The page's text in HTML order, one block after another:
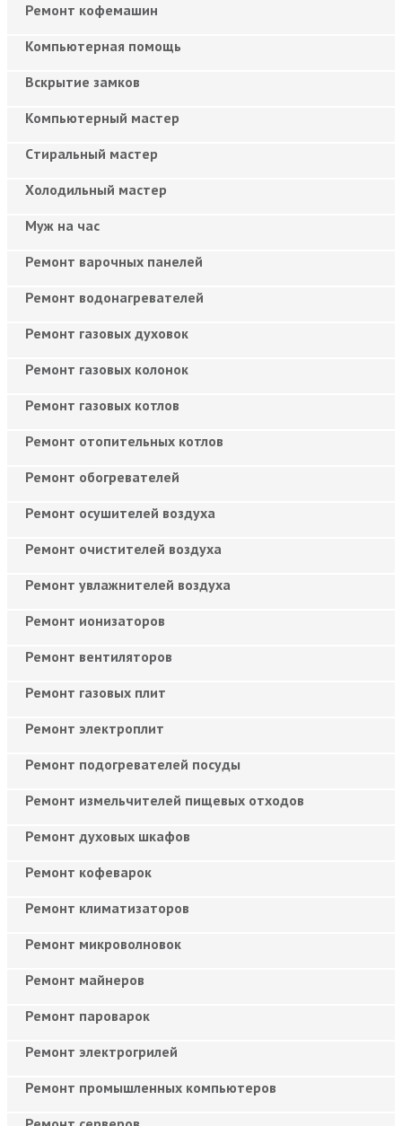
Ремонт кофемашин
Компьютерная помощь
Вскрытие замков
Компьютерный мастер
Cтиральный мастер
Холодильный мастер
Муж на час
Ремонт варочных панелей
Ремонт водонагревателей
Ремонт газовых духовок
Ремонт газовых колонок
Ремонт газовых котлов
Ремонт отопительных котлов
Ремонт обогревателей
Ремонт осушителей воздуха
Ремонт очистителей воздуха
Ремонт увлажнителей воздуха
Ремонт ионизаторов
Ремонт вентиляторов
Ремонт газовых плит
Ремонт электроплит
Ремонт подогревателей посуды
Ремонт измельчителей пищевых отходов
Ремонт духовых шкафов
Ремонт кофеварок
Ремонт климатизаторов
Ремонт микроволновок
Ремонт майнеров
Ремонт пароварок
Ремонт электрогрилей
Ремонт промышленных компьютеров